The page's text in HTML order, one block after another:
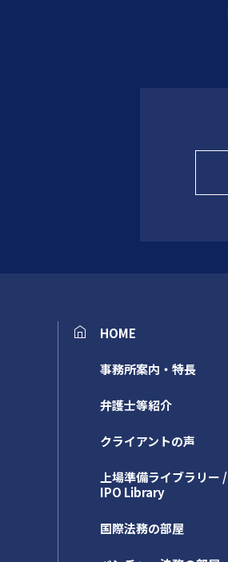
HOME
事務所案内・特長
弁護士等紹介
クライアントの声
上場準備ライブラリー /
IPO Library
国際法務の部屋